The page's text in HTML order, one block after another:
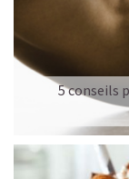
5 conseils